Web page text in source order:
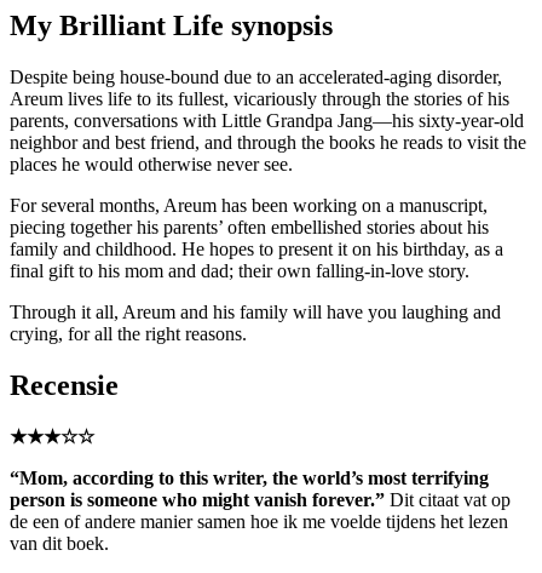
My Brilliant Life synopsis
Despite being house-bound due to an accelerated-aging disorder,
Areum lives life to its fullest, vicariously through the stories of his
parents, conversations with Little Grandpa Jang—his sixty-year-old
neighbor and best friend, and through the books he reads to visit the
places he would otherwise never see.
For several months, Areum has been working on a manuscript,
piecing together his parents’ often embellished stories about his
family and childhood. He hopes to present it on his birthday, as a
final gift to his mom and dad; their own falling-in-love story.
Through it all, Areum and his family will have you laughing and
crying, for all the right reasons.
Recensie
★★★☆☆
“Mom, according to this writer, the world’s most terrifying
person is someone who might vanish forever.” Dit citaat vat op
de een of andere manier samen hoe ik me voelde tijdens het lezen
van dit boek.